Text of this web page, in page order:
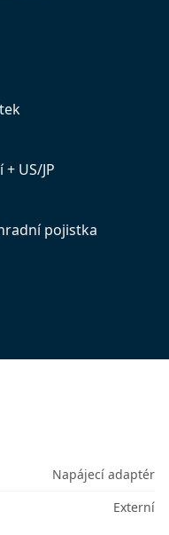
US/JP
pojistka
Napájecí adaptér
Externí